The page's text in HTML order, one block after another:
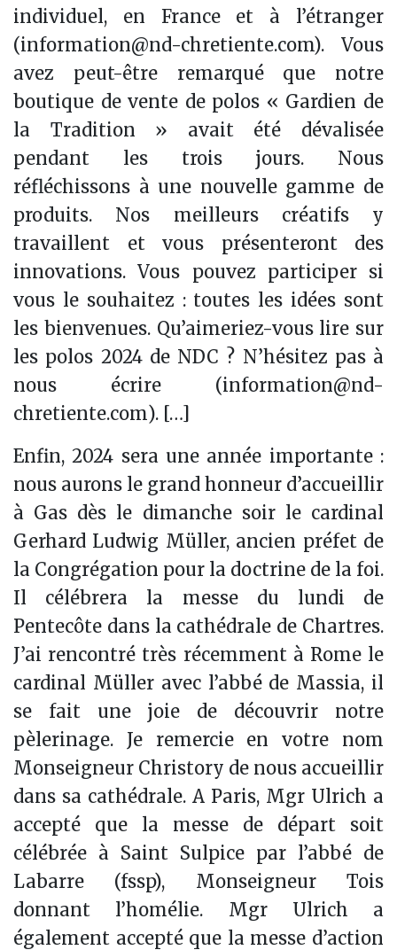
individuel, en France et à l’étranger
(information@nd-chretiente.com). Vous
avez peut-être remarqué que notre
boutique de vente de polos « Gardien de
la Tradition » avait été dévalisée
pendant les trois jours. Nous
réfléchissons à une nouvelle gamme de
produits. Nos meilleurs créatifs y
travaillent et vous présenteront des
innovations. Vous pouvez participer si
vous le souhaitez : toutes les idées sont
les bienvenues. Qu’aimeriez-vous lire sur
les polos 2024 de NDC ? N’hésitez pas à
nous écrire (information@nd-
chretiente.com). […]
Enfin, 2024 sera une année importante :
nous aurons le grand honneur d’accueillir
à Gas dès le dimanche soir le cardinal
Gerhard Ludwig Müller, ancien préfet de
la Congrégation pour la doctrine de la foi.
Il célébrera la messe du lundi de
Pentecôte dans la cathédrale de Chartres.
J’ai rencontré très récemment à Rome le
cardinal Müller avec l’abbé de Massia, il
se fait une joie de découvrir notre
pèlerinage. Je remercie en votre nom
Monseigneur Christory de nous accueillir
dans sa cathédrale. A Paris, Mgr Ulrich a
accepté que la messe de départ soit
célébrée à Saint Sulpice par l’abbé de
Labarre (fssp), Monseigneur Tois
donnant l’homélie. Mgr Ulrich a
également accepté que la messe d’action